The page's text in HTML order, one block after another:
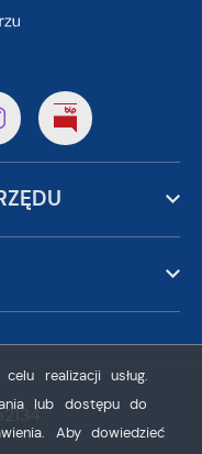
realizacji usług.
lub dostępu do
Aby dowiedzieć